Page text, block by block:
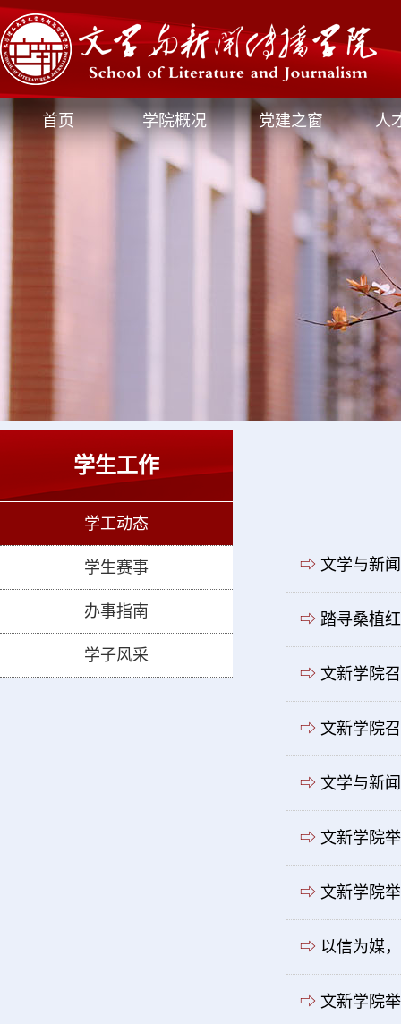
首页 学院概况 党建之窗 人
学生工作
学工动态
学生赛事
办事指南
学子风采
⇨ 文学与新
⇨ 踏寻桑植
⇨ 文新学院
⇨ 文新学院
⇨ 文学与新
⇨ 文新学院
⇨ 文新学院
⇨ 以信为媒
⇨ 文新学院